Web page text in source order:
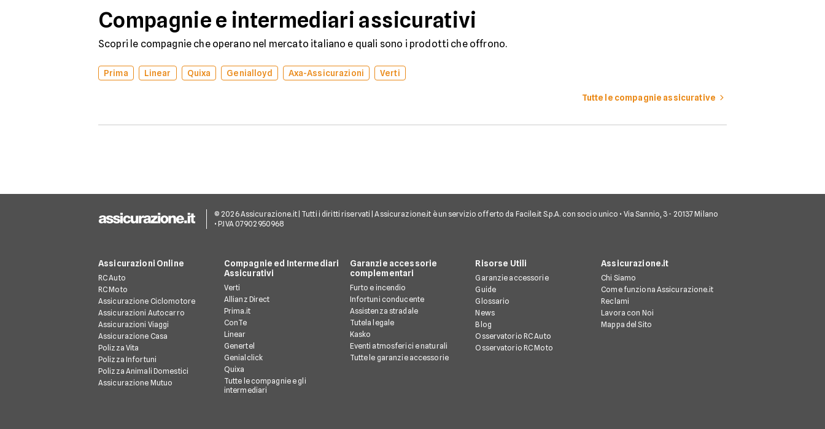
Compagnie e intermediari assicurativi
Scopri le compagnie che operano nel mercato italiano e quali sono i prodotti che offrono.
Prima Linear Quixa Genialloyd Axa-Assicurazioni Verti
Tutte le compagnie assicurative
© 2026 Assicurazione.it | Tutti i diritti riservati | Assicurazione.it è un servizio offerto da Facile.it S.p.A. con socio unico • Via Sannio, 3 - 20137 Milano
• P.IVA 07902950968
Assicurazioni Online
RC Auto
RC Moto
Assicurazione Ciclomotore
Assicurazioni Autocarro
Assicurazioni Viaggi
Assicurazione Casa
Polizza Vita
Polizza Infortuni
Polizza Animali Domestici
Assicurazione Mutuo
Compagnie ed Intermediari
Assicurativi
Verti
Allianz Direct
Prima.it
ConTe
Linear
Genertel
Genialclick
Quixa
Tutte le compagnie e gli
intermediari
Garanzie accessorie
complementari
Furto e incendio
Infortuni conducente
Assistenza stradale
Tutela legale
Kasko
Eventi atmosferici e naturali
Tutte le garanzie accessorie
Risorse Utili
Garanzie accessorie
Guide
Glossario
News
Blog
Osservatorio RC Auto
Osservatorio RC Moto
Assicurazione.it
Chi Siamo
Come funziona Assicurazione.it
Reclami
Lavora con Noi
Mappa del Sito